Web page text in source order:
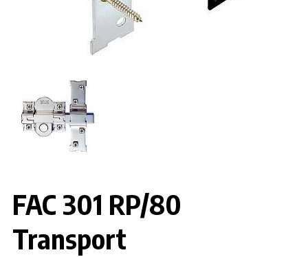
FAC 301 RP/80
Transport